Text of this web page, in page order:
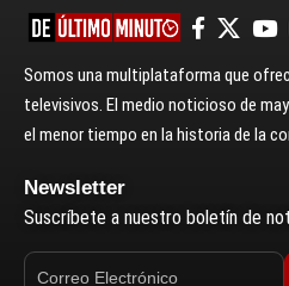
Somos una multiplataforma que
televisivos. El medio noticioso de
el menor tiempo en la historia de la
Newsletter
Suscríbete a nuestro boletín de